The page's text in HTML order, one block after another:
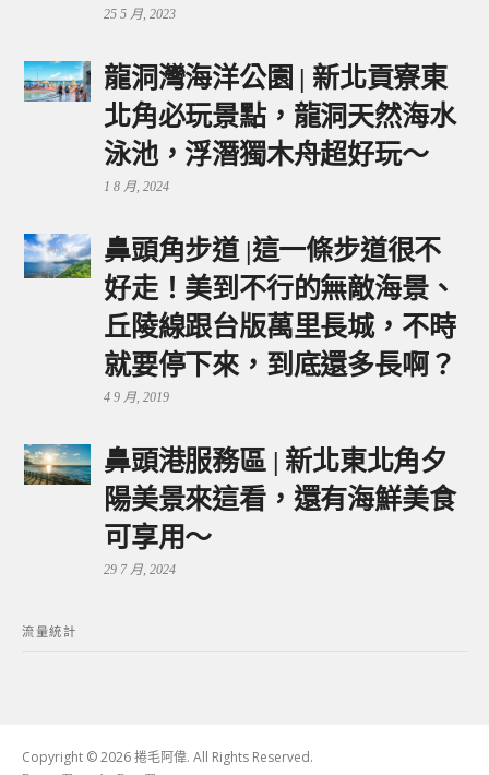
25 5 月, 2023
龍洞灣海洋公園 | 新北貢寮東
北角必玩景點，龍洞天然海水
泳池，浮潛獨木舟超好玩～
1 8 月, 2024
鼻頭角步道 |這一條步道很不
好走！美到不行的無敵海景、
丘陵線跟台版萬里長城，不時
就要停下來，到底還多長啊？
4 9 月, 2019
鼻頭港服務區 | 新北東北角夕
陽美景來這看，還有海鮮美食
可享用～
29 7 月, 2024
流量統計
Copyright © 2026 捲毛阿偉. All Rights Reserved.